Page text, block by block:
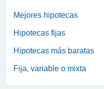
Mejores hipotecas
Hipotecas fijas
Hipotecas más baratas
Fija, variable o mixta